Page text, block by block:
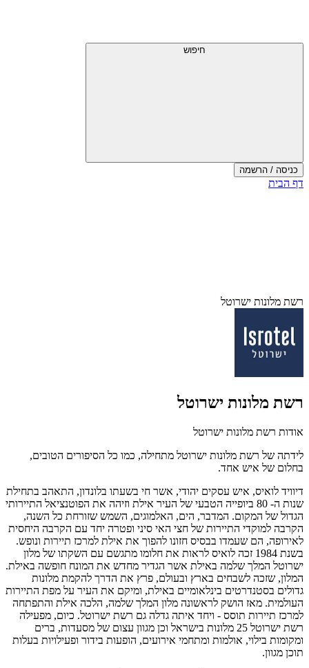
חיפוש
כניסה / הרשמה
דף הבית
רשת מלונות ישרוטל
רשת מלונות ישרוטל
אודות רשת מלונות ישרוטל
לידתה של רשת מלונות ישרוטל מתחילה, כמו כל הסיפורים הטובים,
בחלום של איש אחד.
דיוויד לואיס, איש עסקים יהודי, אשר חי בשעתו בלונדון, התאהב בתחילת
שנות ה- 80 ביופייה הטבעי של העיר אילת וזיהה את הפוטנציאל התיירותי
הגדול של המקום. המדבר, הים, האלמוגים, השמש שזורחת כל השנה,
הקרבה למוקדי התיירות של חצי האי סיני ופטרה יחד עם הקרבה היחסית
לאירופה, הם שעמדו בבסיס חזונו להפוך את אילת למרכז תיירות ונופש.
בשנת 1984 זכה לואיס לראות את חלומו מתגשם עם השקתו של מלון
ישרוטל המלך שלמה באילת אשר הגדיר מחדש את המונח חופשה באילת.
המלון, שזכה לשבחים בארץ ובעולם, פרץ את הדרך להקמת מלונות
גדולים בסטנדרטים בינלאומיים באילת, ומיקם את העיר על מפת התיירות
העולמית. מאז הושק לראשונה מלון המלך שלמה, הלכה אילת והתפתחה
למרכז תיירות תוסס - ויחד איתה גדלה גם רשת ישרוטל. כיום, מפעילה
רשת ישרוטל 25 מלונות בישראל וכן מגוון עצום של מסעדות, ברים
ומקומות בילוי, אולמות ומתחמי אירועים, הופעות בידור ופעילויות בעלות
תוכן מגוון.